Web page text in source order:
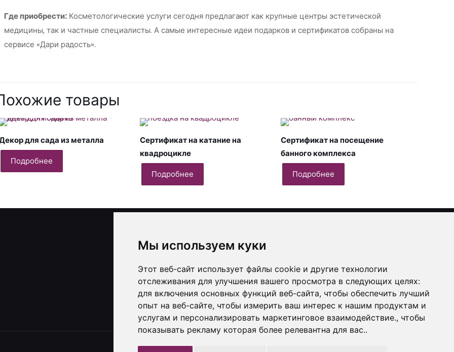
Мы используем куки
Этот веб-сайт использует файлы cookie и другие технологии
отслеживания для улучшения вашего просмотра в следующих целях:
для включения основных функций веб-сайта, чтобы обеспечить лучший
опыт на веб-сайте, чтобы измерить ваш интерес к нашим продуктам и
услугам и персонализировать маркетинговое взаимодействие., чтобы
показывать рекламу которая более релевантна для вас..
Где приобрести: Косметологические услуги сегодня предлагают как крупные центры эстетической
медицины, так и частные специалисты. А самые интересные идеи подарков и сертификатов собраны на
сервисе «Дари радость».
товары
для сада из металла
Подробнее
Сертификат на катание на
квадроцикле
Подробнее
Сертификат на посещение
банного комплекса
Подробнее
ИП Черноголов С.А., УНП 790296223
+375(25)918-33-15
Telegram
Instagram
ВКонтакте
TikTok